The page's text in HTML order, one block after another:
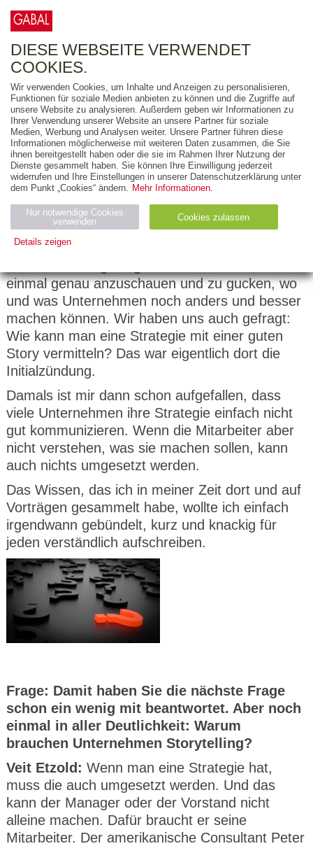
Interview mit Veit Etzold
Frage: Lieber Herr Etzold, wie ist Ihnen
eigentlich die Idee zuStrategiegekommen?
Veit Etzold:Ich habe einige Jahre bei der
Boston Consulting Group gearbeitet und dort
neben der Beratung von Unternehmen auch im
Strategieinstitut. Das ist ein globales
Unternehmen, wo es im Prinzip darum geht,
einmal genau anzuschauen und zu gucken, wo
und was Unternehmen noch anders und besser
machen können. Wir haben uns auch gefragt:
Wie kann man eine Strategie mit einer guten
Story vermitteln? Das war eigentlich dort die
Initialzündung.
Damals ist mir dann schon aufgefallen, dass
viele Unternehmen ihre Strategie einfach nicht
gut kommunizieren. Wenn die Mitarbeiter aber
nicht verstehen, was sie machen sollen, kann
auch nichts umgesetzt werden.
Das Wissen, das ich in meiner Zeit dort und auf
Vorträgen gesammelt habe, wollte ich einfach
irgendwann gebündelt, kurz und knackig für
jeden verständlich aufschreiben.
Frage: Damit haben Sie die nächste Frage
schon ein wenig mit beantwortet. Aber noch
einmal in aller Deutlichkeit: Warum
brauchen Unternehmen Storytelling?
Veit Etzold: Wenn man eine Strategie hat,
muss die auch umgesetzt werden. Und das
kann der Manager oder der Vorstand nicht
alleine machen. Dafür braucht er seine
Mitarbeiter. Der amerikanische Consultant Peter
DIESE WEBSEITE VERWENDET
COOKIES.
Wir verwenden Cookies, um Inhalte und Anzeigen zu personalisieren,
Funktionen für soziale Medien anbieten zu können und die Zugriffe auf
unsere Website zu analysieren. Außerdem geben wir Informationen zu
Ihrer Verwendung unserer Website an unsere Partner für soziale
Medien, Werbung und Analysen weiter. Unsere Partner führen diese
Informationen möglicherweise mit weiteren Daten zusammen, die Sie
ihnen bereitgestellt haben oder die sie im Rahmen Ihrer Nutzung der
Dienste gesammelt haben. Sie können Ihre Einwilligung jederzeit
widerrufen und Ihre Einstellungen in unserer Datenschutzerklärung unter
dem Punkt „Cookies“ ändern. Mehr Informationen.
Nur notwendige Cookies
verwenden
Cookies zulassen
Details zeigen
Anbiet
er
Abl
auf
Ty
p
CMS_S
ESSION
_ID
gabal-
verlag.
de
Wird für die Speicherung der Benutzer-
Session verwendet
Se
ssi
on
T
GV_CO
OKIES
gabal-
verlag.
Speichert den Zustimmungsstatus des
90